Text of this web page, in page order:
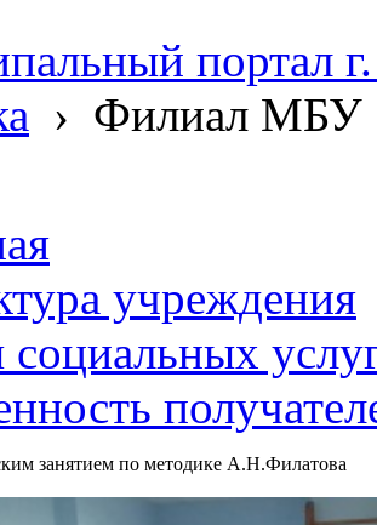
портал
› Филиал МБУ
учреждения
занятием по методике А.Н.Филатова